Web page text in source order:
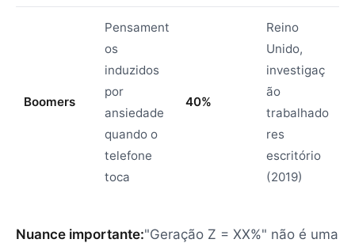
Boomers
Pensament
os
induzidos
por
ansiedade
quando o
telefone
toca
40%
Reino
Unido,
investigaç
ão
trabalhado
res
escritório
(2019)
Nuance importante:"Geração Z = XX%" não é uma